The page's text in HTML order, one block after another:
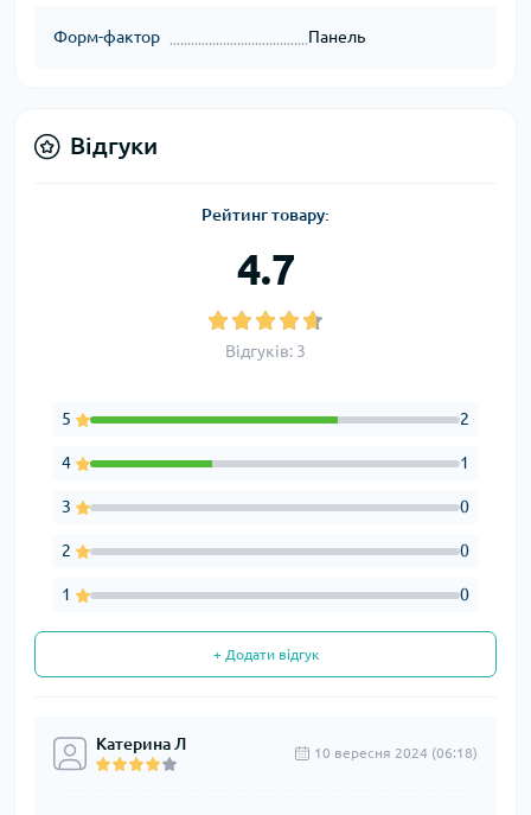
Форм-фактор Панель
Відгуки
Рейтинг товару:
4.7
Відгуків: 3
5 2
4 1
3 0
2 0
1 0
+ Додати відгук
Катерина Л 10 вересня 2024 (06:18)